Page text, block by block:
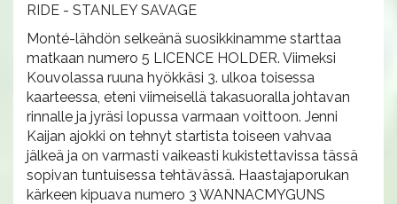
RIDE - STANLEY SAVAGE
Monté-lähdön selkeänä suosikkinamme starttaa
matkaan numero 5 LICENCE HOLDER. Viimeksi
Kouvolassa ruuna hyökkäsi 3. ulkoa toisessa
kaarteessa, eteni viimeisellä takasuoralla johtavan
rinnalle ja jyräsi lopussa varmaan voittoon. Jenni
Kaijan ajokki on tehnyt startista toiseen vahvaa
jälkeä ja on varmasti vaikeasti kukistettavissa tässä
sopivan tuntuisessa tehtävässä. Haastajaporukan
kärkeen kipuava numero 3 WANNACMYGUNS